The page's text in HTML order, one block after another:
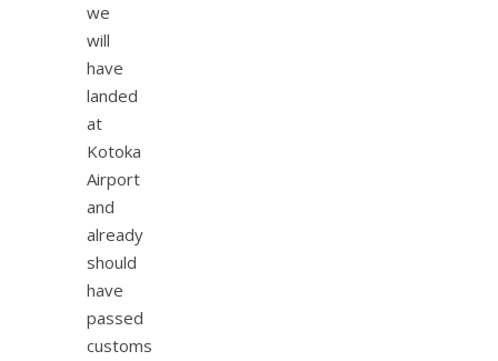
we
will
have
landed
at
Kotoka
Airport
and
already
should
have
passed
customs